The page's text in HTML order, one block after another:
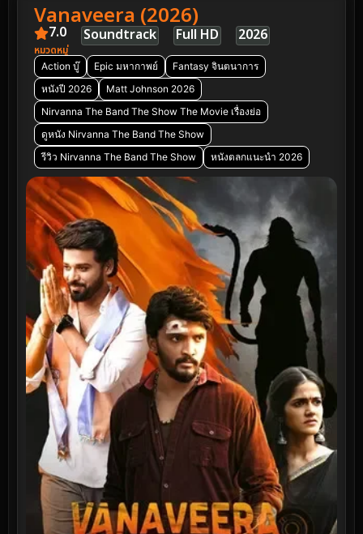
Vanaveera (2026)
7.0 Soundtrack Full HD 2026
หมวดหมู่
Action บู๊ Epic มหากาพย์
Fantasy จินตนาการ
หนังปี 2026
Matt Johnson 2026
Nirvanna The Band The Show The Movie เรื่องย่อ
ดูหนัง Nirvanna The Band The Show
รีวิว Nirvanna The Band The Show
หนังตลกแนะนำ 2026